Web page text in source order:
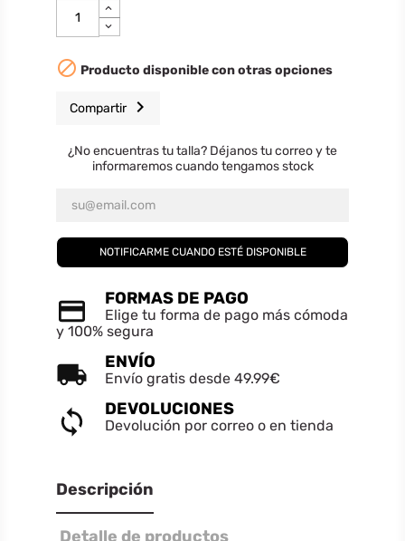
 Producto disponible con otras opciones
Compartir chevron_right
¿No encuentras tu talla? Déjanos tu correo y te
informaremos cuando tengamos stock
NOTIFICARME CUANDO ESTÉ DISPONIBLE
FORMAS DE PAGO
Elige tu forma de pago más cómoda
y 100% segura
ENVÍO
Envío gratis desde 49.99€
DEVOLUCIONES
Devolución por correo o en tienda
Descripción
Detalle de productos
CREAR LISTA DE DESEOS
Nombre de la lista de deseos
Cancelar CREAR LISTA DE DESEOS
INICIAR SESIÓN
Debe iniciar sesión para guardar productos en su lista de deseos.